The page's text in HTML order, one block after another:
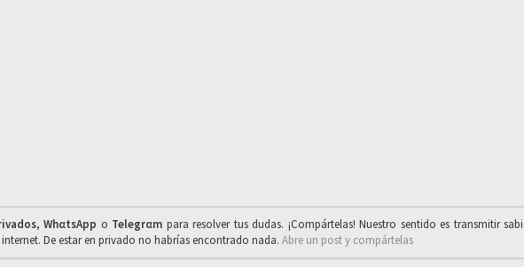
,WhαtsApp o Telegrαm para resolver tus dudas. ¡Compártelas! Nuestro sentido es transmitir
De estar en privado no habrías encontrado nada. Abre un post y compártelas